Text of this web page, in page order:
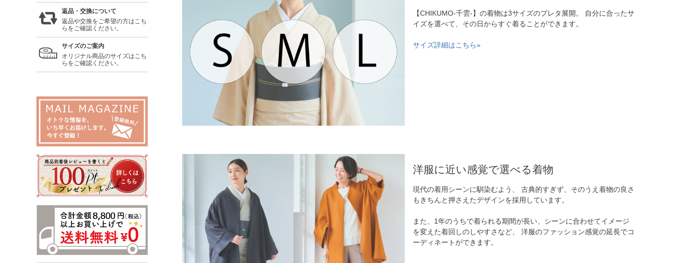
返品・交換について
返品や交換をご希望の方はこち
らをご確認ください。
サイズのご案内
オリジナル商品のサイズはこち
らをご確認ください。
【CHIKUMO-千雲-】の着物は3サイズのプレタ展開。 自分に合ったサ
イズを選べて、その日からすぐ着ることができます。
サイズ詳細はこちら»
洋服に近い感覚で選べる着物
現代の着用シーンに馴染むよう、 古典的すぎず、そのうえ着物の良さ
もきちんと押さえたデザインを採用しています。
また、1年のうちで着られる期間が長い、シーンに合わせてイメージ
を変えた着回しのしやすさなど、 洋服のファッション感覚の延長でコ
ーディネートができます。